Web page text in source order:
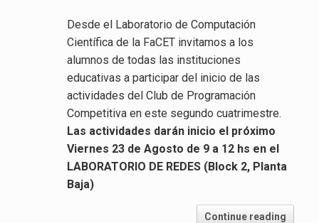
Desde el Laboratorio de Computación
Científica de la FaCET invitamos a los
alumnos de todas las instituciones
educativas a participar del inicio de las
actividades del Club de Programación
Competitiva en este segundo cuatrimestre.
Las actividades darán inicio el próximo
Viernes 23 de Agosto de 9 a 12 hs en el
LABORATORIO DE REDES (Block 2, Planta
Baja)
Continue reading